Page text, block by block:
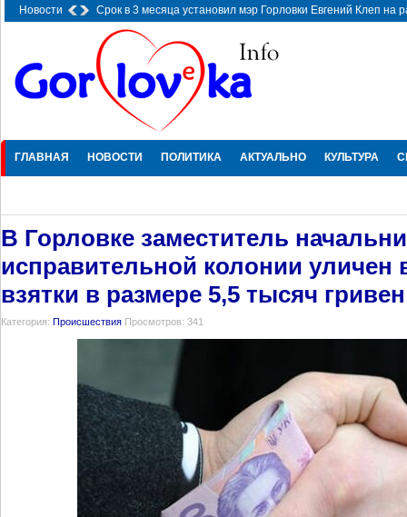
Новости
Срок в 3 месяца установил мэр Горловки Евгений Клеп на
городе -
ГЛАВНАЯ НОВОСТИ ПОЛИТИКА АКТУАЛЬНО КУЛЬТУРА
В Горловке заместитель
исправительной колонии уличен
взятки в размере 5,5 тысяч гривен
Категория: Происшествия Просмотров: 341